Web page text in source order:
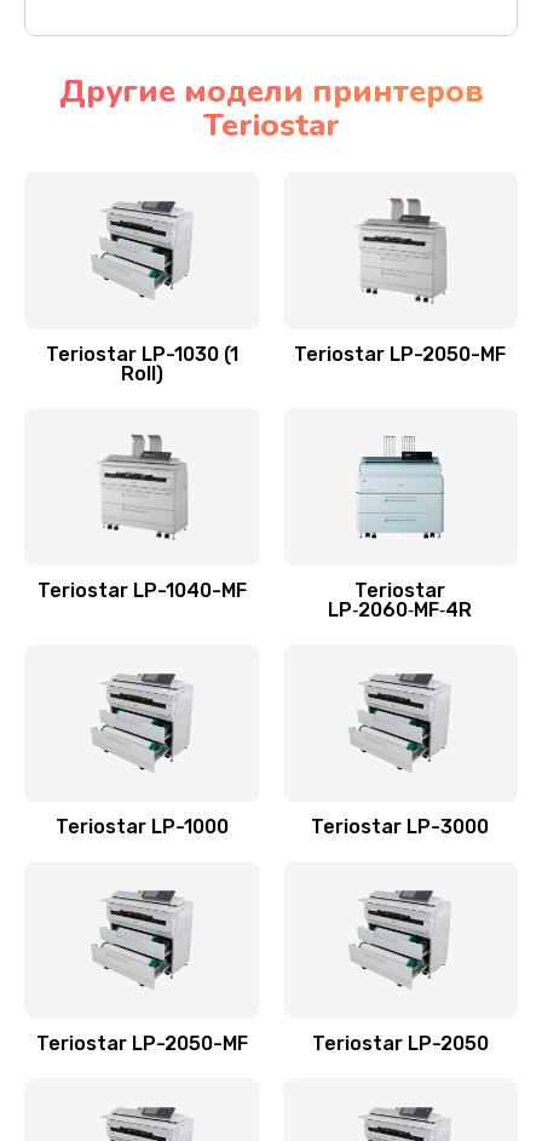
Другие модели принтеров
Teriostar
Teriostar LP-1030 (1
Roll)
Teriostar LP-2050-MF
Teriostar LP-1040-MF
Teriostar
LP‑2060‑MF‑4R
Teriostar LP-1000 Teriostar LP-3000
Teriostar LP-2050-MF Teriostar LP-2050